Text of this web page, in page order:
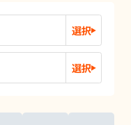
選択
選択